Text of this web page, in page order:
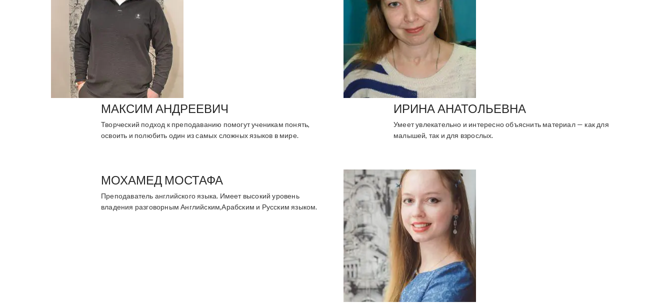
МАКСИМ АНДРЕЕВИЧ
Творческий подход к преподаванию помогут ученикам понять,
освоить и полюбить один из самых сложных языков в мире.
ИРИНА АНАТОЛЬЕВНА
Умеет увлекательно и интересно объяснить материал — как для
малышей, так и для взрослых.
МОХАМЕД МОСТАФА
Преподаватель английского языка. Имеет высокий уровень
владения разговорным Английским,Арабским и Русским языком.